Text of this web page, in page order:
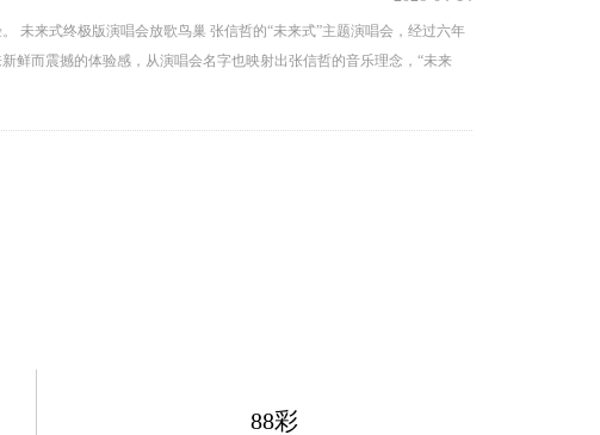
未来式终极版演唱会放歌鸟巢 张信哲的“未来式”主题演唱会，经过六年
鲜而震撼的体验感，从演唱会名字也映射出张信哲的音乐理念，“未来
88彩